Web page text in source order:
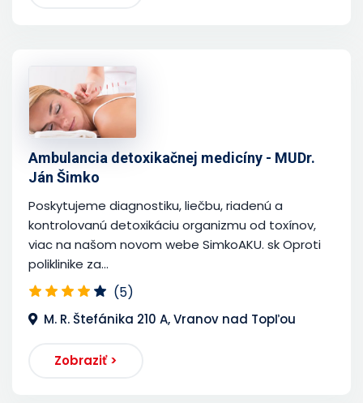
Ambulancia detoxikačnej medicíny - MUDr.
Ján Šimko
Poskytujeme diagnostiku, liečbu, riadenú a
kontrolovanú detoxikáciu organizmu od toxínov,
viac na našom novom webe SimkoAKU. sk Oproti
poliklinike za...
(5)
M. R. Štefánika 210 A, Vranov nad Topľou
Zobraziť >